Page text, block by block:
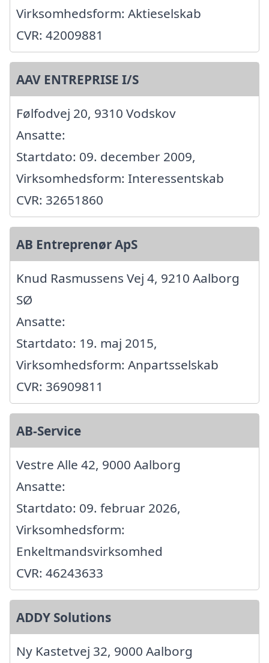
Virksomhedsform: Aktieselskab
CVR: 42009881
AAV ENTREPRISE I/S
Følfodvej 20, 9310 Vodskov
Ansatte:
Startdato: 09. december 2009,
Virksomhedsform: Interessentskab
CVR: 32651860
AB Entreprenør ApS
Knud Rasmussens Vej 4, 9210 Aalborg
SØ
Ansatte:
Startdato: 19. maj 2015,
Virksomhedsform: Anpartsselskab
CVR: 36909811
AB-Service
Vestre Alle 42, 9000 Aalborg
Ansatte:
Startdato: 09. februar 2026,
Virksomhedsform:
Enkeltmandsvirksomhed
CVR: 46243633
ADDY Solutions
Ny Kastetvej 32, 9000 Aalborg